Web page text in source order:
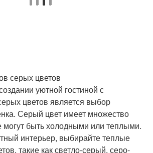
серых цветов
уютной гостиной с
цветов является выбор
Серый цвет имеет множество
могут быть холодными или теплыми.
интерьер, выбирайте теплые
такие как светло-серый, серо-